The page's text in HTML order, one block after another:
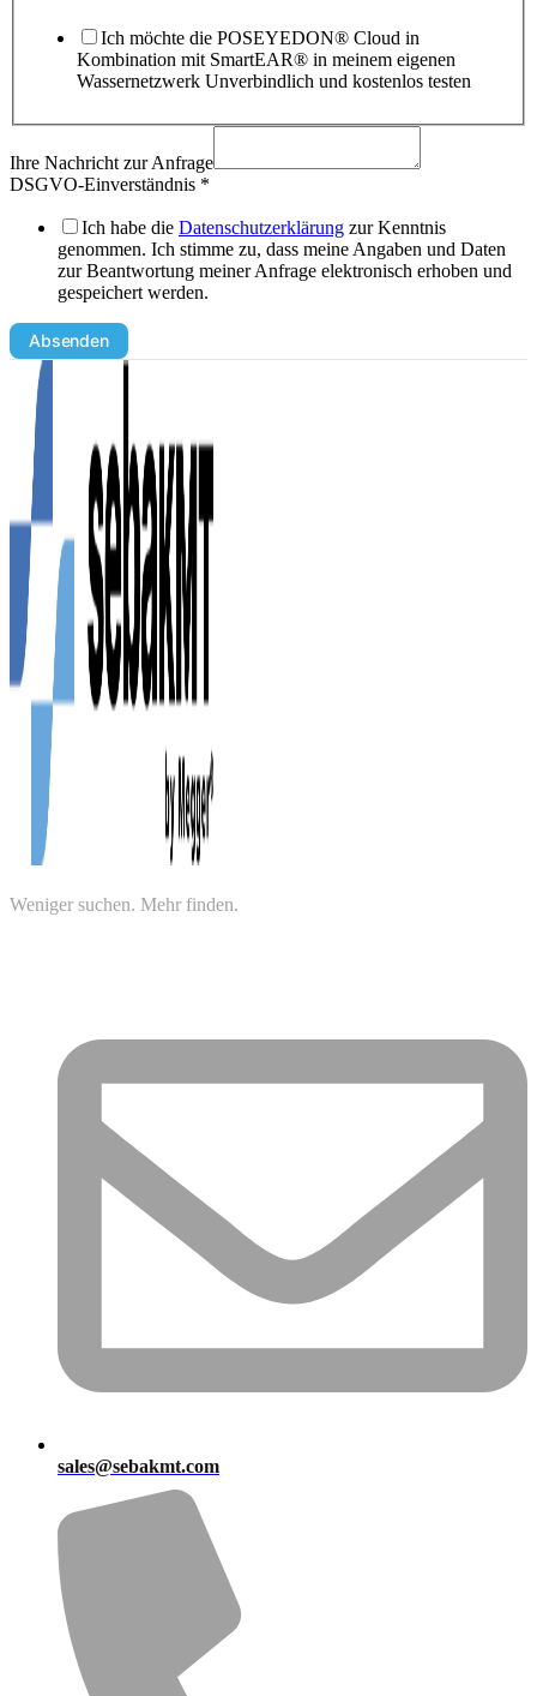
Ich möchte die POSEYEDON® Cloud in
Kombination mit SmartEAR® in meinem eigenen
Wassernetzwerk Unverbindlich und kostenlos testen
Ihre Nachricht zur Anfrage
DSGVO-Einverständnis *
Ich habe die Datenschutzerklärung zur Kenntnis
genommen. Ich stimme zu, dass meine Angaben und Daten
zur Beantwortung meiner Anfrage elektronisch erhoben und
gespeichert werden.
Absenden
Weniger suchen. Mehr finden.
sales@sebakmt.com